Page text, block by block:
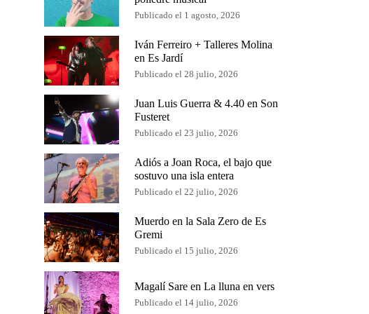
Publicado el 1 agosto, 2026
Iván Ferreiro + Talleres Molina
en Es Jardí
Publicado el 28 julio, 2026
Juan Luis Guerra & 4.40 en Son
Fusteret
Publicado el 23 julio, 2026
Adiós a Joan Roca, el bajo que
sostuvo una isla entera
Publicado el 22 julio, 2026
Muerdo en la Sala Zero de Es
Gremi
Publicado el 15 julio, 2026
Magalí Sare en La lluna en vers
Publicado el 14 julio, 2026